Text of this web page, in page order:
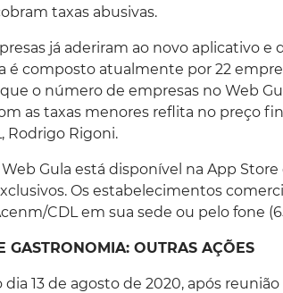
taxas abusivas.
já aderiram ao novo aplicativo
é composto atualmente por 22
o número de empresas no Web
as taxas menores reflita no preço
Rodrigo Rigoni.
Gula está disponível na App
Os estabelecimentos
CDL em sua sede ou pelo fone
GASTRONOMIA: OUTRAS AÇÕES
dia 13 de agosto de 2020, após